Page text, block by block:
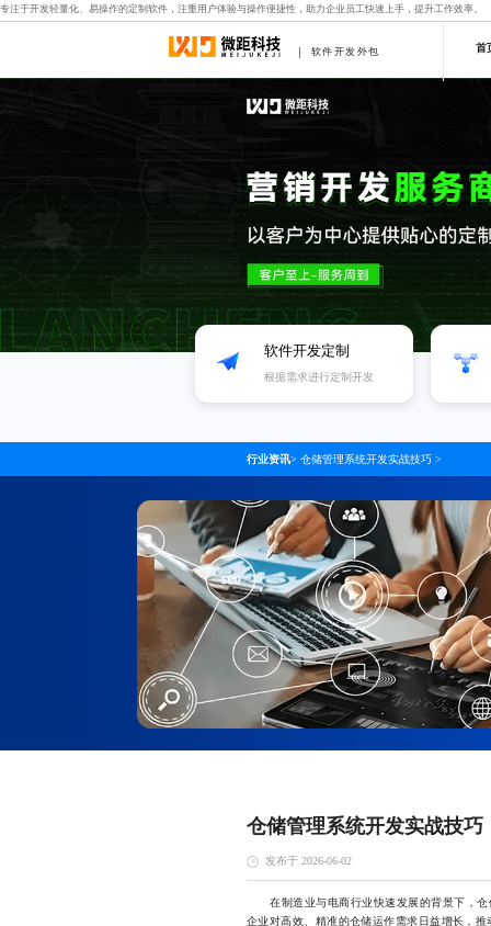
专注于开发轻量化、易操作的定制软件，注重用户体验与操作便捷性，助力企业员工快速上手，提升工作效率。
软件开发外包 首
软件开发定制
根据需求进行定制开发
行业资讯> 仓储管理系统开发实战技巧 >
仓储管理系统开发实战技巧
发布于 2026-06-02
在制造业与电商行业快速发展的背景下，仓
企业对高效、精准的仓储运作需求日益增长，推